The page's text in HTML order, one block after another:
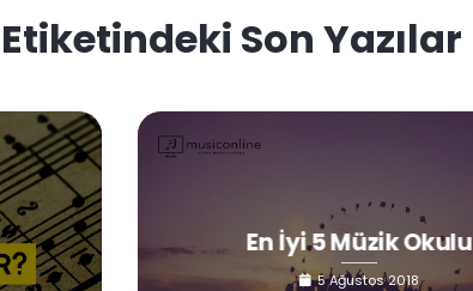
Son Yazılar
En İyi 5 Müzik Okulu
5 Ağustos 2018